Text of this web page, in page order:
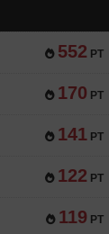
552 PT
170 PT
141 PT
122 PT
119 PT